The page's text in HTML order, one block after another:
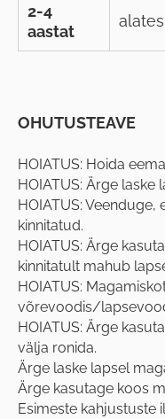
2-4
aastat
alates
OHUTUSTEAVE
HOIATUS: Hoida
HOIATUS: Ärge laske
HOIATUS:
kinnitatud.
HOIATUS: Ärge
kinnitatult mahub
HOIATUS:
võrevoodis/
HOIATUS: Ärge
välja ronida.
Ärge laske lapsel
Ärge kasutage koos
Esimeste kahjustuste